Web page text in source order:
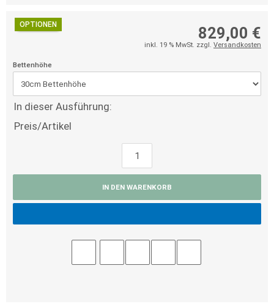
OPTIONEN 829,00 €
inkl. 19 % MwSt. zzgl. Versandkosten
Bettenhöhe
In dieser Ausführung:
Preis/Artikel
IN DEN WARENKORB